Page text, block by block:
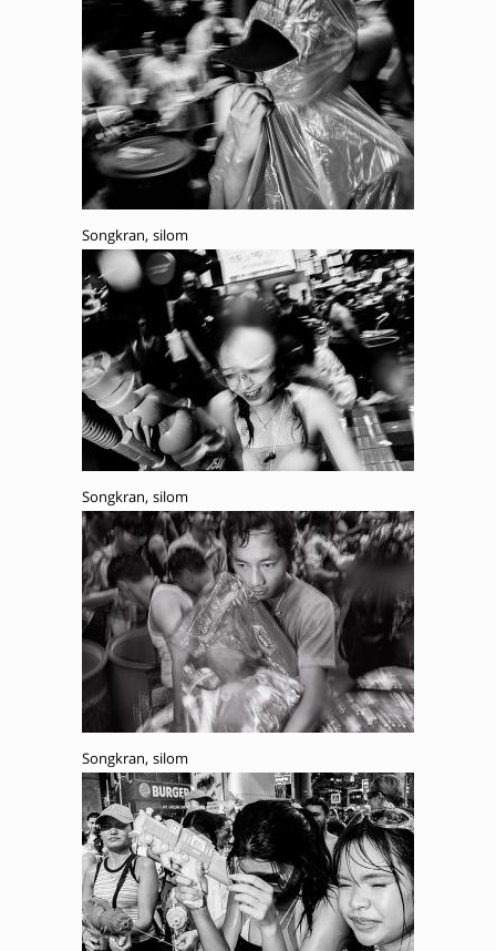
Songkran, silom
Songkran, silom
Songkran, silom